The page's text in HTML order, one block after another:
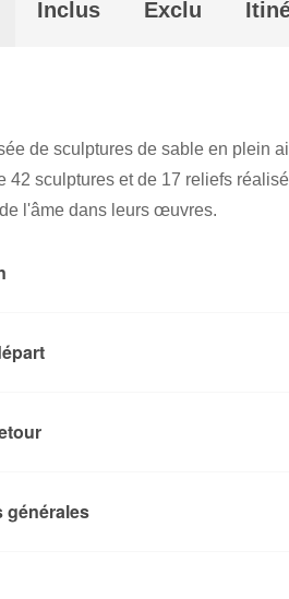
Inclus Exclu
de sculptures de sable en plein
42 sculptures et de 17 reliefs
l'âme dans leurs œuvres.
générales